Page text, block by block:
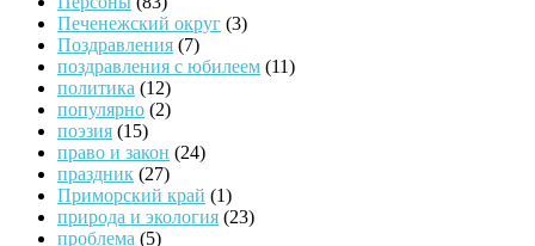
Печенежский округ (3)
Поздравления (7)
поздравления с юбилеем (11)
политика (12)
популярно (2)
поэзия (15)
право и закон (24)
праздник (27)
Приморский край (1)
природа и экология (23)
проблема (5)